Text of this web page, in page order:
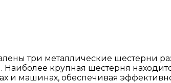
три металлические шестерни
крупная шестерня
и машинах, обеспечивая